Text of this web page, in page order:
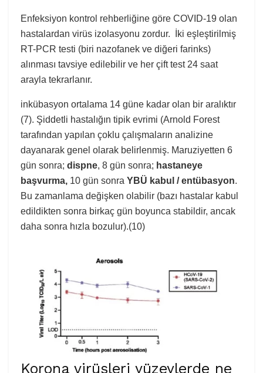
Enfeksiyon kontrol rehberliğine göre COVID-19 olan
hastalardan virüs izolasyonu zordur. İki eşleştirilmiş
RT-PCR testi (biri nazofanek ve diğeri farinks)
alınması tavsiye edilebilir ve her çift test 24 saat
arayla tekrarlanır.
inkübasyon ortalama 14 güne kadar olan bir aralıktır
(7). Şiddetli hastalığın tipik evrimi (Arnold Forest
tarafından yapılan çoklu çalışmaların analizine
dayanarak genel olarak belirlenmiş. Maruziyetten 6
gün sonra; dispne, 8 gün sonra; hastaneye
başvurma, 10 gün sonra YBÜ kabul / entübasyon.
Bu zamanlama değişken olabilir (bazı hastalar kabul
edildikten sonra birkaç gün boyunca stabildir, ancak
daha sonra hızla bozulur).(10)
Korona virüsleri yüzeylerde ne